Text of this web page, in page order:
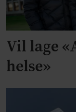
Vil lage
helse»